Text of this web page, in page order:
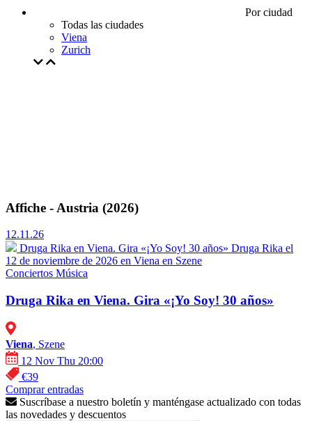
Por ciudad
Todas las ciudades
Viena
Zurich
Affiche - Austria (2026)
12.11.26
Druga Rika en Viena. Gira «¡Yo Soy! 30 años» Druga Rika el
12 de noviembre de 2026 en Viena en Szene
Conciertos Música
Druga Rika en Viena. Gira «¡Yo Soy! 30 años»
Viena, Szene
12 Nov Thu 20:00
€39
Comprar entradas
Suscríbase a nuestro boletín y manténgase actualizado con todas
las novedades y descuentos